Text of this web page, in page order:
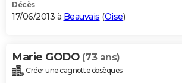
Décès
17/06/2013 à Beauvais (Oise)
Marie GODO (73 ans)
Créer une cagnotte obsèques